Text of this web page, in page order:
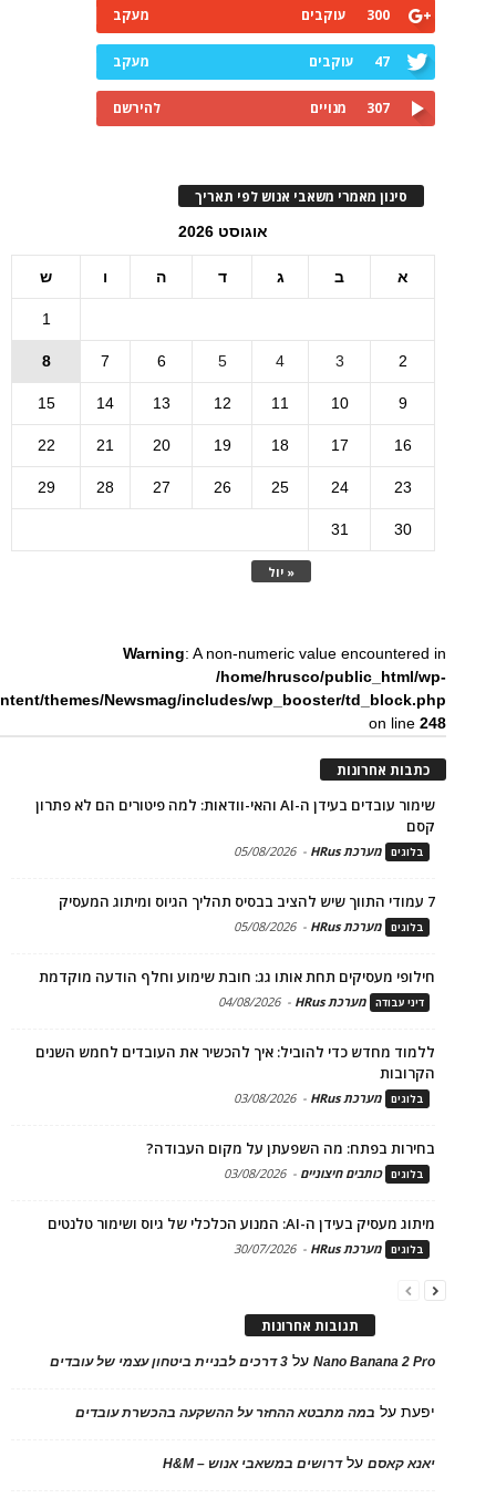
300 עוקבים מעקב
47 עוקבים מעקב
307 מנויים להירשם
סינון מאמרי משאבי אנוש לפי תאריך
אוגוסט 2026
א ב ג ד ה ו ש
« יול
1
2
3
4
5
6
7
8
9
10
11
12
13
14
15
16
17
18
19
20
21
22
23
24
25
26
27
28
29
30
31
Warning: A non-numeric value encountered in
/home/hrusco/public_html/wp-
themes/Newsmag/includes/wp_booster/td_block.php
on line248
כתבות אחרונות
שימור עובדים בעידן ה-AI והאי-וודאות: למה פיטורים הם לא פתרון
קסם
בלוגים מערכת HRus -
05/08/2026
7 עמודי התווך שיש להציב בבסיס תהליך הגיוס ומיתוג המעסיק
בלוגים מערכת HRus -
05/08/2026
חילופי מעסיקים תחת אותו גג: חובת שימוע וחלף הודעה מוקדמת
דיני עבודה מערכת HRus -
04/08/2026
ללמוד מחדש כדי להוביל: איך להכשיר את העובדים לחמש השנים
הקרובות
בלוגים מערכת HRus -
03/08/2026
בחירות בפתח: מה השפעתן על מקום העבודה?
בלוגים כותבים חיצוניים -
03/08/2026
מיתוג מעסיק בעידן ה-AI: המנוע הכלכלי של גיוס ושימור טלנטים
בלוגים מערכת HRus -
30/07/2026
תגובות אחרונות
Nano Banana 2 Proעל 3 דרכים לבניית ביטחון עצמי של עובדים
יפעתעל במה מתבטא ההחזר על ההשקעה בהכשרת עובדים
יאנא קאסםעלדרושים במשאבי אנוש – H&M